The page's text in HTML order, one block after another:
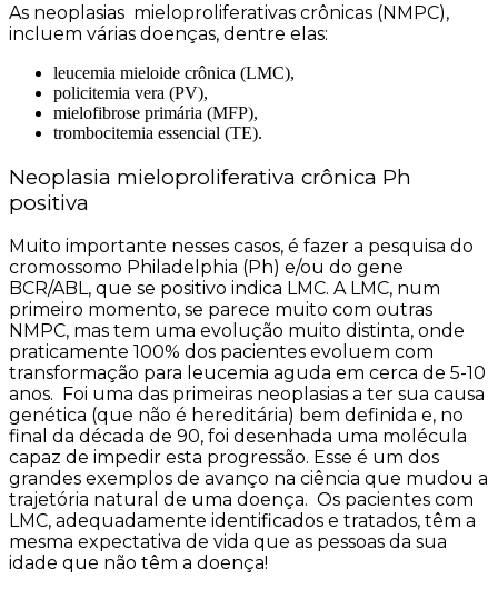
As neoplasias mieloproliferativas crônicas (NMPC),
incluem várias doenças, dentre elas:
leucemia mieloide crônica (LMC),
policitemia vera (PV),
mielofibrose primária (MFP),
trombocitemia essencial (TE).
Neoplasia mieloproliferativa crônica Ph
positiva
Muito importante nesses casos, é fazer a pesquisa do
cromossomo Philadelphia (Ph) e/ou do gene
BCR/ABL, que se positivo indica LMC. A LMC, num
primeiro momento, se parece muito com outras
NMPC, mas tem uma evolução muito distinta, onde
praticamente 100% dos pacientes evoluem com
transformação para leucemia aguda em cerca de 5-10
anos. Foi uma das primeiras neoplasias a ter sua causa
genética (que não é hereditária) bem definida e, no
final da década de 90, foi desenhada uma molécula
capaz de impedir esta progressão. Esse é um dos
grandes exemplos de avanço na ciência que mudou a
trajetória natural de uma doença. Os pacientes com
LMC, adequadamente identificados e tratados, têm a
mesma expectativa de vida que as pessoas da sua
idade que não têm a doença!